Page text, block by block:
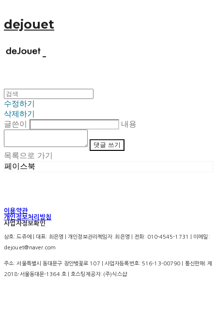
dejouet
수정하기
삭제하기
글쓴이
내용
댓글 쓰기
목록으로 가기
페이스북
이용약관
개인정보처리방침
사업자정보확인
상호: 드쥬에 | 대표: 최은영 | 개인정보관리책임자: 최은영 | 전화: 010-4545-1731 | 이메일:
dejouet@naver.com
주소: 서울특별시 동대문구 장안벚꽃로 107 | 사업자등록번호: 516-13-00790 | 통신판매:제
2018-서울동대문-1364 호| 호스팅제공자: (주)식스샵